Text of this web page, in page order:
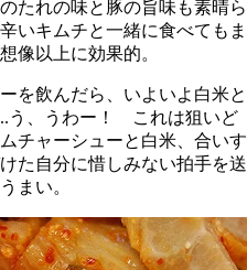
たれの味と豚の旨味も素晴ら
いキムチと一緒に食べてもま
像以上に効果的。
を飲んだら、いよいよ白米と
う、うわー！ これは狙いど
チャーシューと白米、合いす
た自分に惜しみない拍手を送
まい。